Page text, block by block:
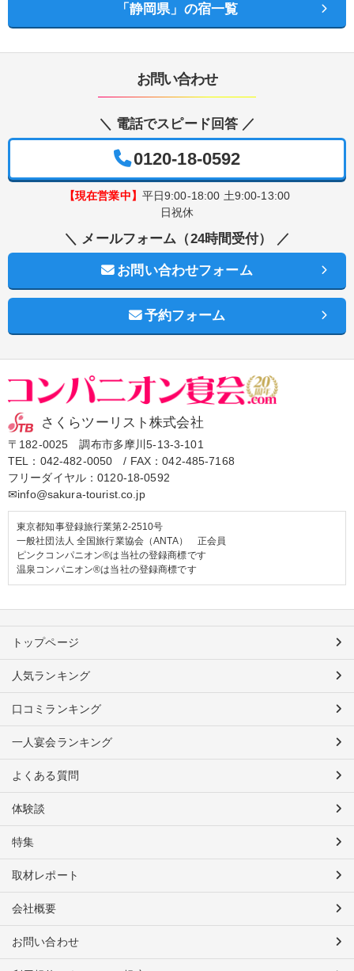
「静岡県」の宿一覧
お問い合わせ
＼ 電話でスピード回答 ／
0120-18-0592
【現在営業中】 平日9:00-18:00 土9:00-13:00
日祝休
＼ メールフォーム（24時間受付） ／
お問い合わせフォーム
予約フォーム
さくらツーリスト株式会社
〒182-0025 調布市多摩川5-13-3-101
TEL： 042-482-0050 / FAX：042-485-7168
フリーダイヤル：0120-18-0592
✉info@sakura-tourist.co.jp
東京都知事登録旅行業第2-2510号
一般社団法人 全国旅行業協会（ANTA） 正会員
ピンクコンパニオン®は当社の登録商標です
温泉コンパニオン®は当社の登録商標です
トップページ
人気ランキング
口コミランキング
一人宴会ランキング
よくある質問
体験談
特集
取材レポート
会社概要
お問い合わせ